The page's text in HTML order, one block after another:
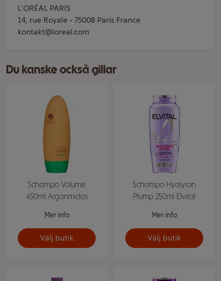
L’ORÉAL PARIS
14, rue Royale - 75008 Paris France
kontakt@loreal.com
Du kanske också gillar
Schampo Volume
450ml Arganmidas
Mer info
Välj butik
Schampo Hyalyron
Plump 250ml Elvital
Mer info
Välj butik